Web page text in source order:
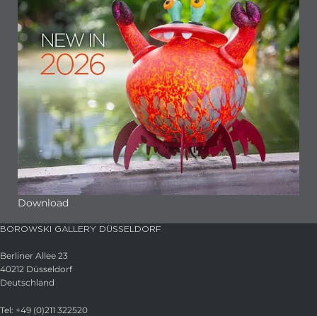
Download
BOROWSKI GALLERY DÜSSELDORF
Berliner Allee 23
40212 Düsseldorf
Deutschland
Tel: +49 (0)211 322520